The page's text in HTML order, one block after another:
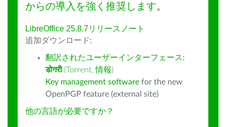
からの導入を強く推奨します。
LibreOffice 25.8.7リリースノート
追加ダウンロード:
翻訳されたユーザーインターフェース:
डोगरी (Torrent,情報)
Key management software for the new
OpenPGP feature (external site)
他の言語が必要ですか？